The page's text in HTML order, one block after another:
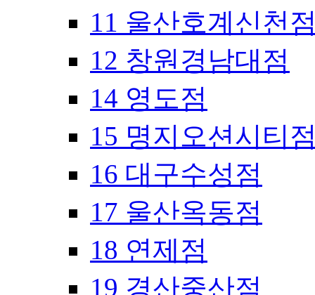
11 울산호계신천
12 창원경남대점
14 영도점
15 명지오션시티
16 대구수성점
17 울산옥동점
18 연제점
19 경산중산점